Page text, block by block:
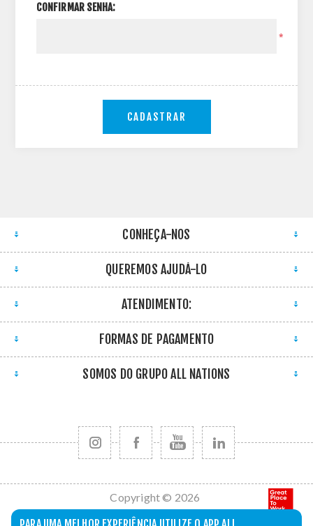
CONFIRMAR SENHA:
*
CADASTRAR
CONHEÇA-NOS
QUEREMOS AJUDÁ-LO
ATENDIMENTO:
FORMAS DE PAGAMENTO
SOMOS DO GRUPO ALL NATIONS
Copyright © 2026
All Nations. Todos